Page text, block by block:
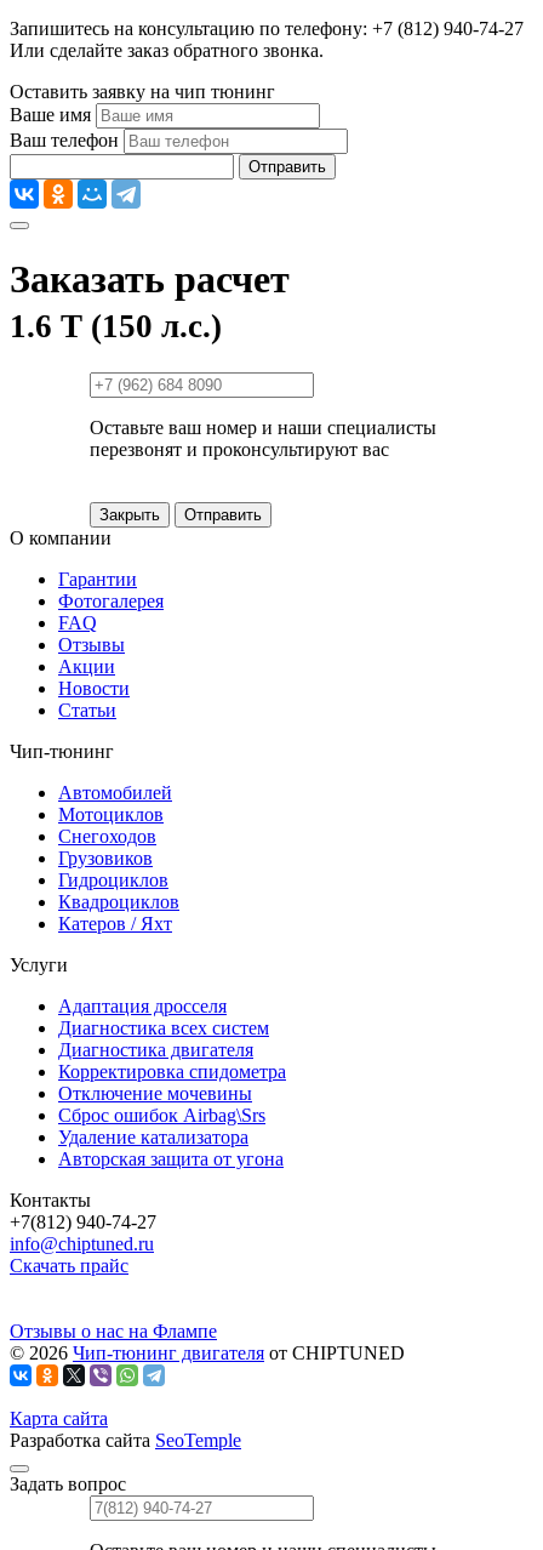
Запишитесь на консультацию по телефону: +7 (812) 940-74-27
Или сделайте заказ обратного звонка.
Оставить заявку на чип тюнинг
Ваше имя
Ваш телефон
Отправить
Заказать расчет
1.6 T (150 л.с.)
Оставьте ваш номер и наши специалисты
перезвонят и проконсультируют вас
Закрыть Отправить
О компании
Гарантии
Фотогалерея
FAQ
Отзывы
Акции
Новости
Статьи
Чип-тюнинг
Автомобилей
Мотоциклов
Снегоходов
Грузовиков
Гидроциклов
Квадроциклов
Катеров / Яхт
Услуги
Адаптация дросселя
Диагностика всех систем
Диагностика двигателя
Корректировка спидометра
Отключение мочевины
Сброс ошибок Airbag\Srs
Удаление катализатора
Авторская защита от угона
Контакты
+7(812) 940-74-27
info@chiptuned.ru
Скачать прайс
Отзывы о нас на Флампе
© 2026 Чип-тюнинг двигателя от CHIPTUNED
Карта сайта
Разработка сайта SeoTemple
Задать вопрос